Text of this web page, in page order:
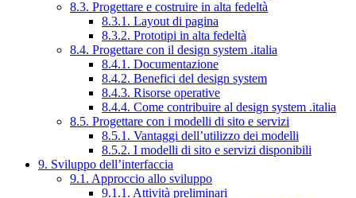
8.3. Progettare e costruire in alta fedeltà
8.3.1. Layout di pagina
8.3.2. Prototipi in alta fedeltà
8.4. Progettare con il design system .italia
8.4.1. Documentazione
8.4.2. Benefici del design system
8.4.3. Risorse operative
8.4.4. Come contribuire al design system .italia
8.5. Progettare con i modelli di sito e servizi
8.5.1. Vantaggi dell’utilizzo dei modelli
8.5.2. I modelli di sito e servizi disponibili
9. Sviluppo dell’interfaccia
9.1. Approccio allo sviluppo
9.1.1. Attività preliminari